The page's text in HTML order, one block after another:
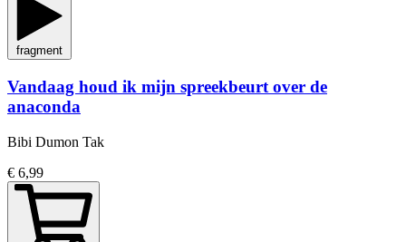
fragment
Vandaag houd ik mijn spreekbeurt over de
anaconda
Bibi Dumon Tak
€ 6,99